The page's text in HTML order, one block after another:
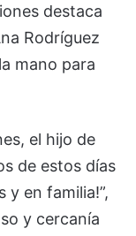
destaca
Rodríguez
mano para
el hijo de
de estos días
y en familia!”,
y cercanía